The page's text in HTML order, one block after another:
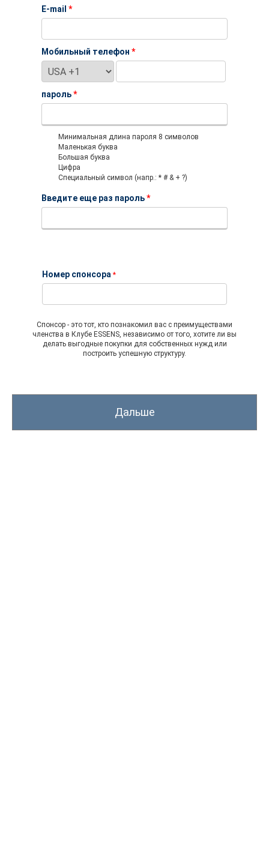
E-mail *
Мобильный телефон *
пароль*
Минимальная длина пароля 8 символов
Маленькая буква
Большая буква
Цифра
Специальный символ (напр.: * # & + ?)
Введите еще раз пароль*
Номер спонсора *
Спонсор - это тот, кто познакомил вас с преимуществами
членства в Клубе ESSENS, независимо от того, хотите ли вы
делать выгодные покупки для собственных нужд или
построить успешную структуру.
Дальше